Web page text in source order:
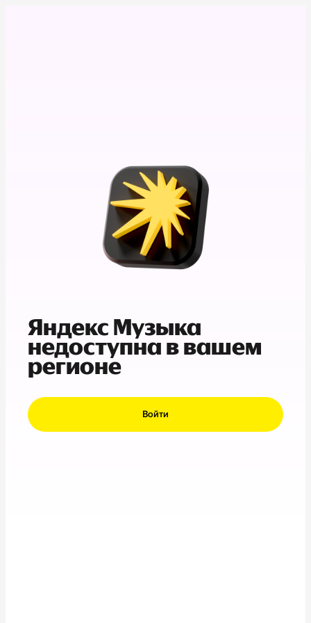
Яндекс Музыка
недоступна в вашем
регионе
Войти